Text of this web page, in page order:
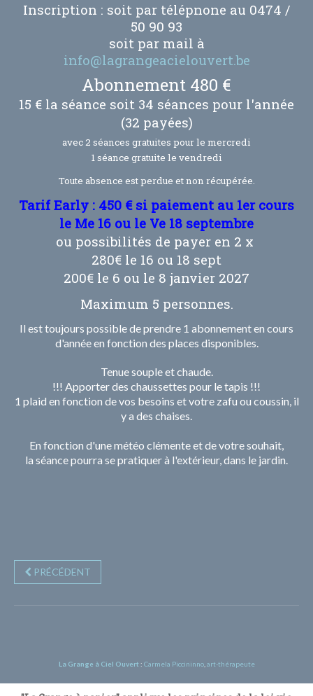
Inscription : soit par télépnone au 0474 /
50 90 93
soit par mail à
info@lagrangeacielouvert.be
Abonnement 480 €
15 € la séance soit 34 séances pour l'année
(32 payées)
avec 2 séances gratuites pour le mercredi
1 séance gratuite le vendredi
Toute absence est perdue et non récupérée.
Tarif Early : 450 € si paiement au 1er cours
le Me 16 ou le Ve 18 septembre
ou possibilités de payer en 2 x
280€ le 16 ou 18 sept
200€ le 6 ou le 8 janvier 2027
Maximum 5 personnes.
Il est toujours possible de prendre 1 abonnement en cours
d'année en fonction des places disponibles.
Tenue souple et chaude.
!!! Apporter des chaussettes pour le tapis !!!
1 plaid en fonction de vos besoins et votre zafu ou coussin, il
y a des chaises.
En fonction d'une météo clémente et de votre souhait,
la séance pourra se pratiquer à l'extérieur, dans le jardin.
PRÉCÉDENT
La Grange à Ciel Ouvert :Carmela Piccininno art-thérapeute
©‎ Une réalisation de Ivan Lammerant - Illustrateur